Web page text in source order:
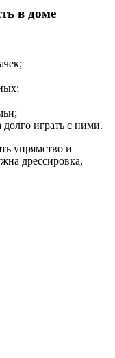
в доме
играть с ними.
упрямство и
дрессировка,